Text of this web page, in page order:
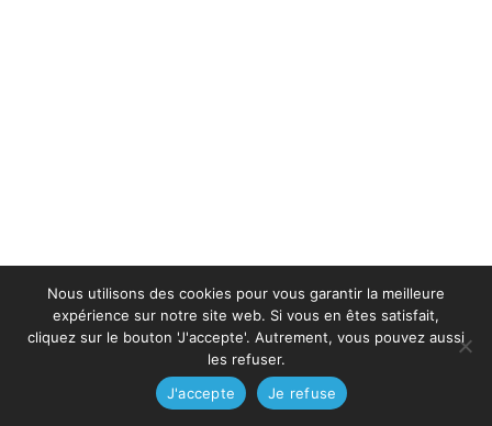
Nous utilisons des cookies pour vous garantir la meilleure
expérience sur notre site web. Si vous en êtes satisfait,
cliquez sur le bouton 'J'accepte'. Autrement, vous pouvez aussi
les refuser.
J'accepte
Je refuse